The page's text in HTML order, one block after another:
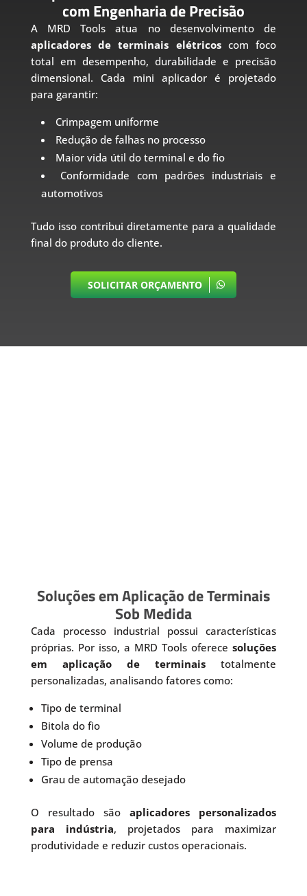
com Engenharia de Precisão
A MRD Tools atua no desenvolvimento de
aplicadores de terminais elétricoscom foco
total em desempenho, durabilidade e precisão
dimensional. Cada mini aplicador é projetado
para garantir:
Crimpagem uniforme
Redução de falhas no processo
Maior vida útil do terminal e do fio
Conformidade com padrões industriais e
automotivos
Tudo isso contribui diretamente para a qualidade
final do produto do cliente.
SOLICITAR ORÇAMENTO
Soluções em Aplicação de Terminais
Sob Medida
Cada processo industrial possui características
próprias. Por isso, a MRD Tools oferecesoluções
em aplicação de terminais totalmente
personalizadas, analisando fatores como:
Tipo de terminal
Bitola do fio
Volume de produção
Tipo de prensa
Grau de automação desejado
O resultado sãoaplicadores personalizados
para indústria, projetados para maximizar
produtividade e reduzir custos operacionais.